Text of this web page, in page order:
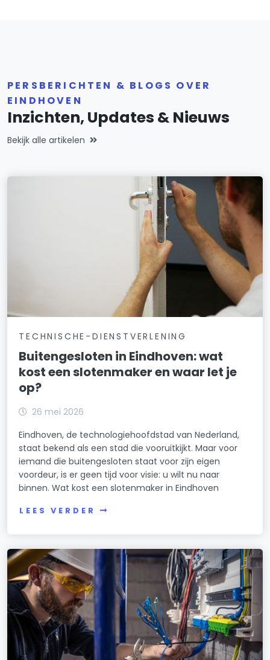
PERSBERICHTEN & BLOGS OVER
EINDHOVEN
Inzichten, Updates & Nieuws
Bekijk alle artikelen
TECHNISCHE-DIENSTVERLENING
Buitengesloten in Eindhoven: wat
kost een slotenmaker en waar let je
op?
26 mei 2026
Eindhoven, de technologiehoofdstad van Nederland,
staat bekend als een stad die vooruitkijkt. Maar voor
iemand die buitengesloten staat voor zijn eigen
voordeur, is er geen tijd voor visie: u wilt nu naar
binnen. Wat kost een slotenmaker in Eindhoven
LEES VERDER